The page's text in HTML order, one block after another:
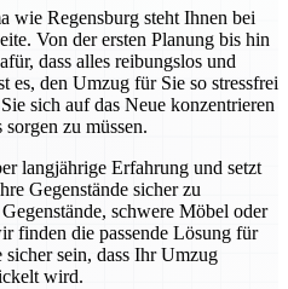
wie Regensburg steht Ihnen bei
Von der ersten Planung bis hin
dass alles reibungslos und
es, den Umzug für Sie so stressfrei
sich auf das Neue konzentrieren
zu müssen.
langjährige Erfahrung und setzt
Gegenstände sicher zu
schwere Möbel oder
finden die passende Lösung für
sein, dass Ihr Umzug
wird.